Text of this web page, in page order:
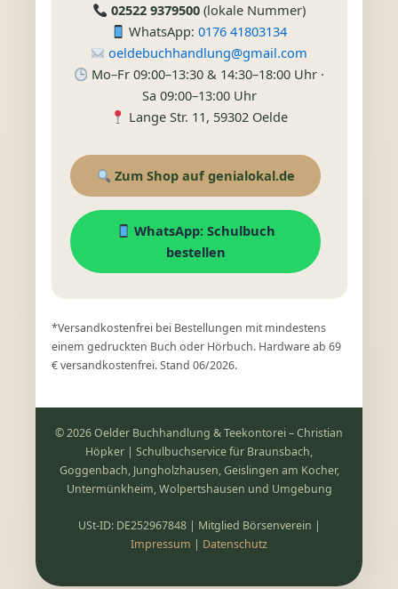
02522 9379500(lokale Nummer)
WhatsApp:0176 41803134
oeldebuchhandlung@gmail.com
Mo–Fr 09:00–13:30 & 14:30–18:00 Uhr ·
Sa 09:00–13:00 Uhr
Lange Str. 11, 59302 Oelde
Zum Shop auf genialokal.de
WhatsApp: Schulbuch
bestellen
*Versandkostenfrei bei Bestellungen mit mindestens
einem gedruckten Buch oder Hörbuch. Hardware ab 69
€ versandkostenfrei. Stand 06/2026.
© 2026 Oelder Buchhandlung & Teekontorei – Christian
Höpker | Schulbuchservice für Braunsbach,
Goggenbach, Jungholzhausen, Geislingen am Kocher,
Untermünkheim, Wolpertshausen und Umgebung
USt-ID: DE252967848 | Mitglied Börsenverein |
Impressum | Datenschutz